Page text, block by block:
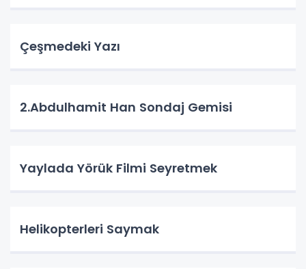
Çeşmedeki Yazı
2.Abdulhamit Han Sondaj Gemisi
Yaylada Yörük Filmi Seyretmek
Helikopterleri Saymak